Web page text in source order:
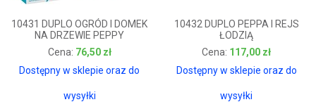
10431 DUPLO OGRÓD I DOMEK
NA DRZEWIE PEPPY
76,50 zł
Dostępny w sklepie oraz do
wysyłki
76,50 zł
10432 DUPLO PEPPA I REJS
ŁODZIĄ
117,00 zł
Dostępny w sklepie oraz do
wysyłki
117,00 zł